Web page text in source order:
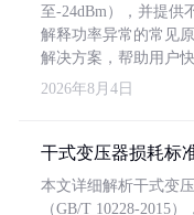
至-24dBm），并提供
解释功率异常的常见
解决方案，帮助用户
2026年8月4日
干式变压器损耗标
本文详细解析干式变
（GB/T 10228-2015